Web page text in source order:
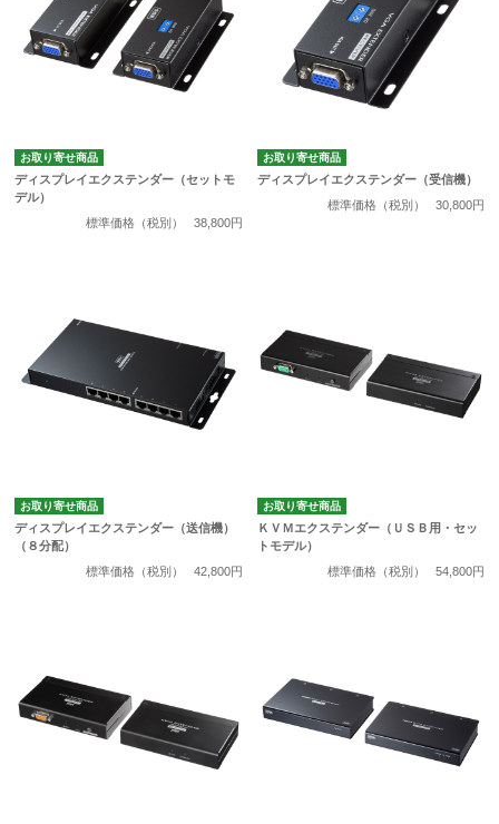
お取り寄せ商品
ディスプレイエクステンダー（セットモ
デル）
標準価格（税別）
38,800円
お取り寄せ商品
ディスプレイエクステンダー（受信機）
標準価格（税別）
30,800円
お取り寄せ商品
ディスプレイエクステンダー（送信機）
（８分配）
標準価格（税別）
42,800円
お取り寄せ商品
ＫＶＭエクステンダー（ＵＳＢ用・セッ
トモデル）
標準価格（税別）
54,800円